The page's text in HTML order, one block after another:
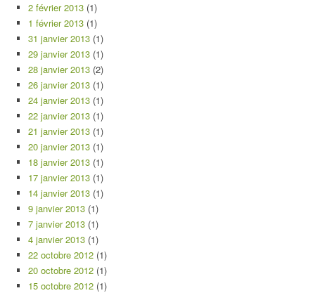
2 février 2013 (1)
1 février 2013 (1)
31 janvier 2013 (1)
29 janvier 2013 (1)
28 janvier 2013 (2)
26 janvier 2013 (1)
24 janvier 2013 (1)
22 janvier 2013 (1)
21 janvier 2013 (1)
20 janvier 2013 (1)
18 janvier 2013 (1)
17 janvier 2013 (1)
14 janvier 2013 (1)
9 janvier 2013 (1)
7 janvier 2013 (1)
4 janvier 2013 (1)
22 octobre 2012 (1)
20 octobre 2012 (1)
15 octobre 2012 (1)